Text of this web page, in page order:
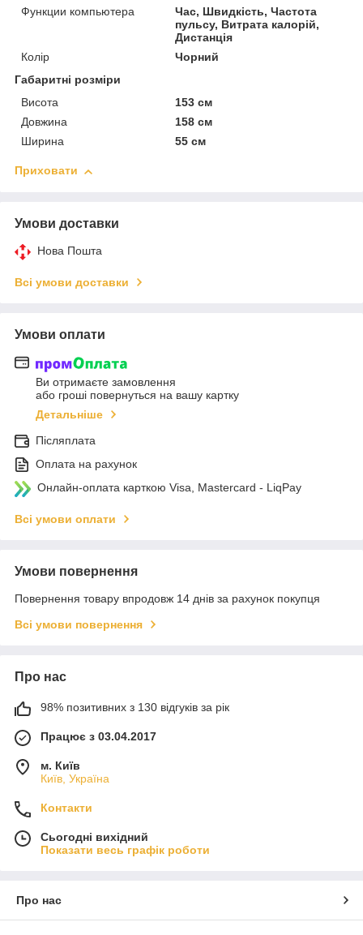
Функции компьютера
Час, Швидкість, Частота
пульсу, Витрата калорій,
Дистанція
Колір
Чорний
Габаритні розміри
Висота
153 см
Довжина
158 см
Ширина
55 см
Приховати
Умови доставки
Нова Пошта
Всі умови доставки
Умови оплати
Ви отримаєте замовлення
або гроші повернуться на вашу картку
Детальніше
Післяплата
Оплата на рахунок
Онлайн-оплата карткою Visa, Mastercard - LiqPay
Всі умови оплати
Умови повернення
Повернення товару впродовж 14 днів за рахунок покупця
Всі умови повернення
Про нас
98% позитивних з 130 відгуків за рік
Працює з 03.04.2017
м. Київ
Київ, Україна
Контакти
Сьогодні вихідний
Показати весь графік роботи
Про нас